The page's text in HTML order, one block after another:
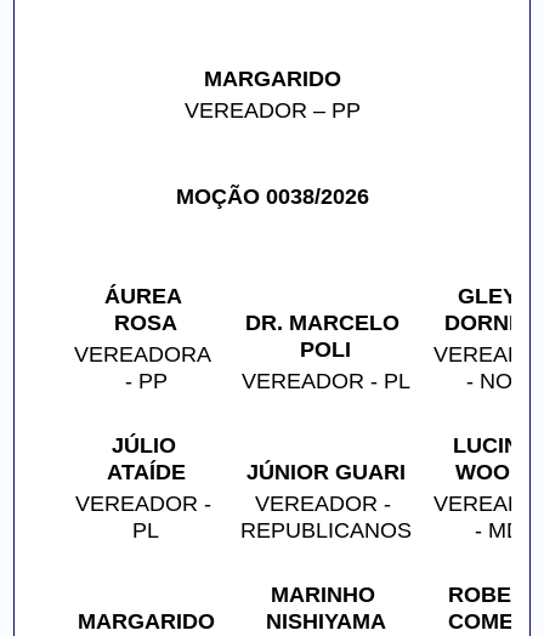
MARGARIDO
VEREADOR – PP
MOÇÃO 0038/2026
ÁUREA
ROSA
VEREADORA
- PP
DR. MARCELO
POLI
VEREADOR - PL
- NOVO
JÚLIO
ATAÍDE
VEREADOR -
PL
JÚNIOR GUARI
VEREADOR -
REPUBLICANOS
- MDB
MARGARIDO
MARINHO
NISHIYAMA